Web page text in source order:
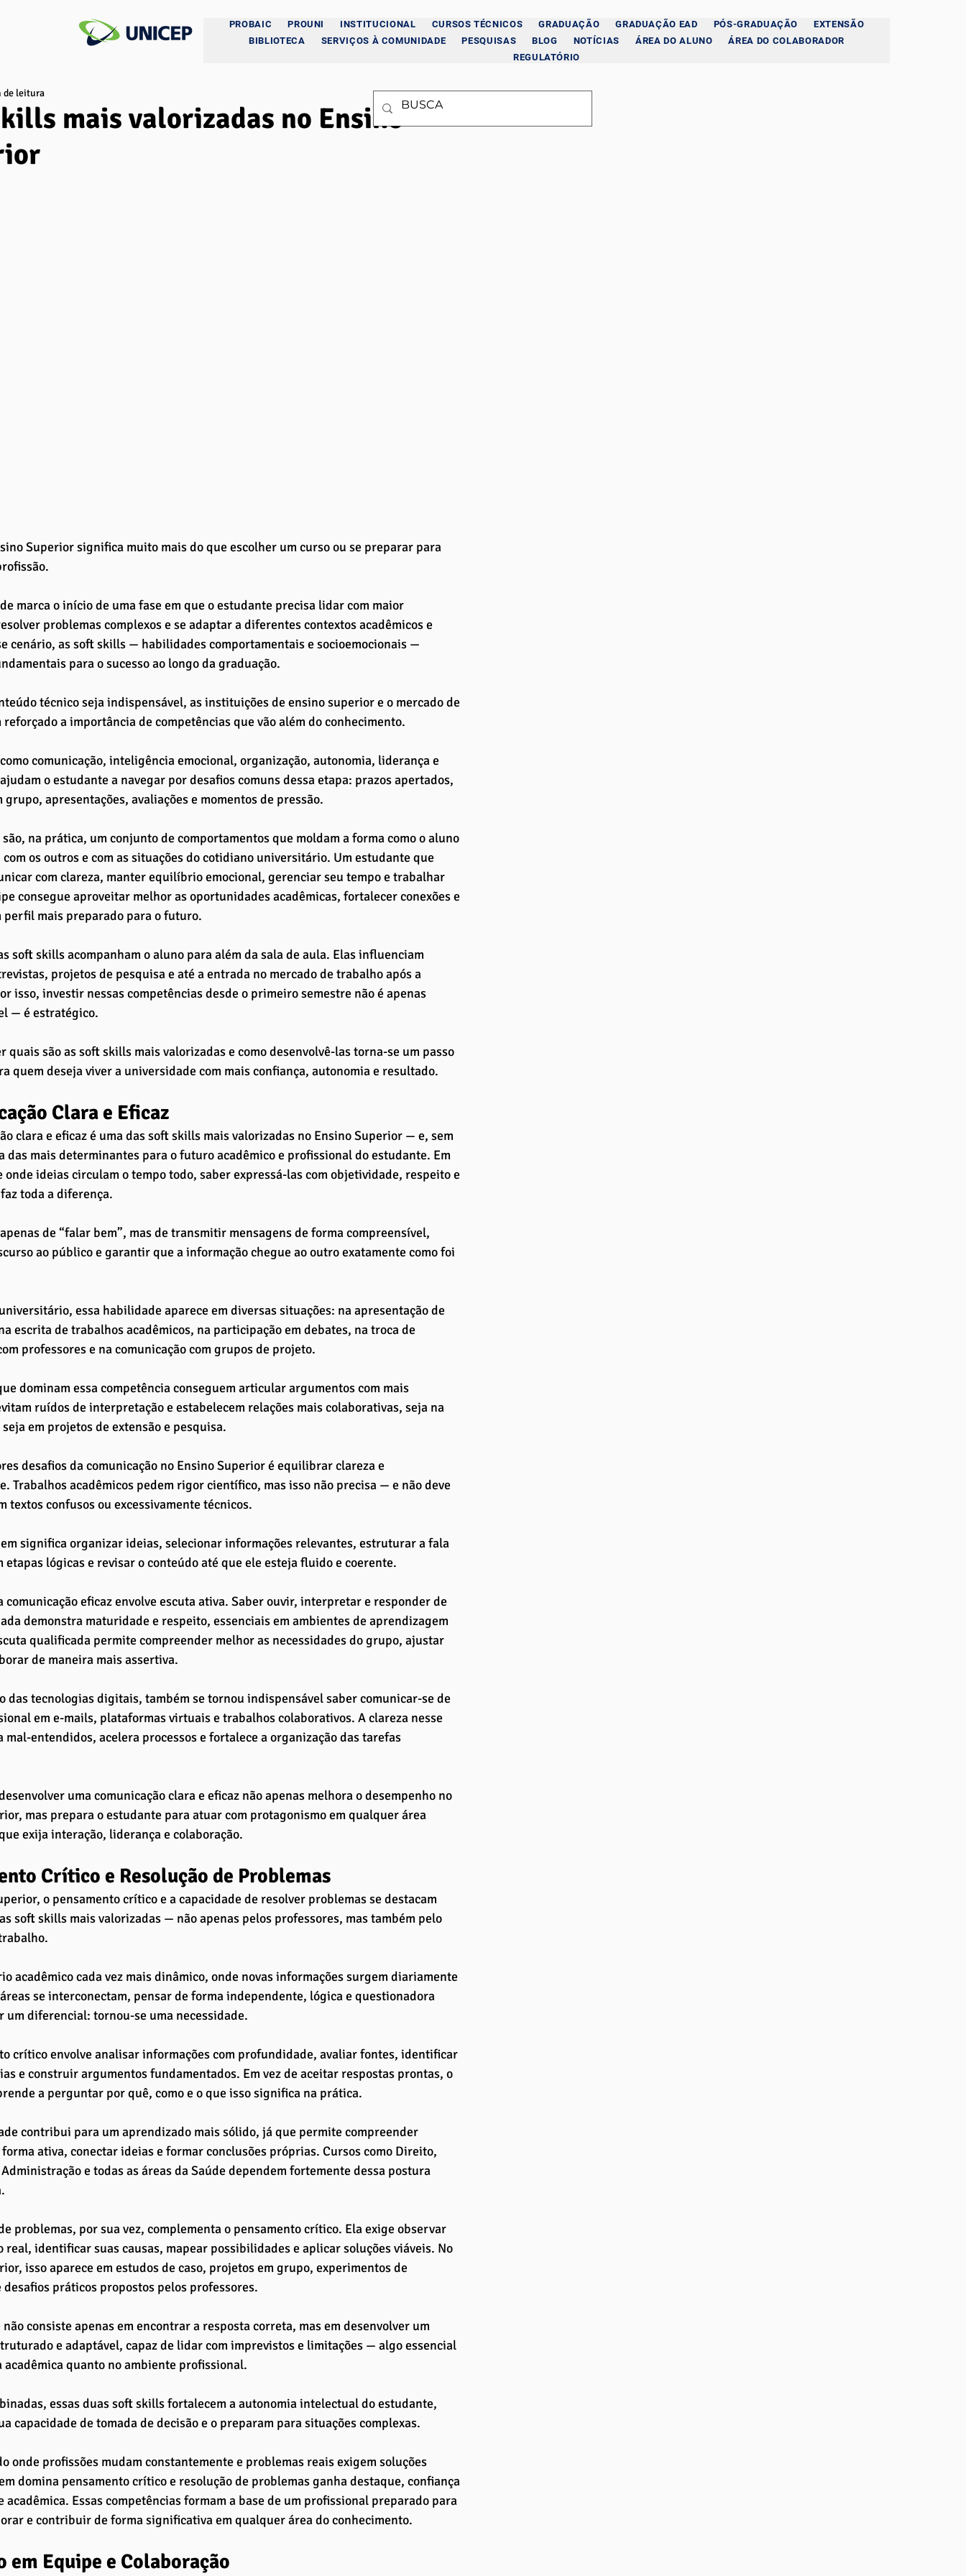
PROBAIC PROUNI INSTITUCIONAL CURSOS TÉCNICOS GRADUAÇÃO GRADUAÇÃO EAD PÓS-GRADUAÇÃO
EXTENSÃO
BIBLIOTECA
SERVIÇOS À COMUNIDADE PESQUISAS BLOG NOTÍCIAS ÁREA DO ALUNO
ÁREA DO COLABORADOR
REGULATÓRIO
mais valorizadas no Ensino
de leitura
Superior significa muito mais do que escolher um curso ou se preparar para
marca o início de uma fase em que o estudante precisa lidar com maior
problemas complexos e se adaptar a diferentes contextos acadêmicos e
cenário, as soft skills — habilidades comportamentais e socioemocionais —
para o sucesso ao longo da graduação.
técnico seja indispensável, as instituições de ensino superior e o mercado de
a importância de competências que vão além do conhecimento.
comunicação, inteligência emocional, organização, autonomia, liderança e
o estudante a navegar por desafios comuns dessa etapa: prazos apertados,
grupo, apresentações, avaliações e momentos de pressão.
na prática, um conjunto de comportamentos que moldam a forma como o aluno
os outros e com as situações do cotidiano universitário. Um estudante que
com clareza, manter equilíbrio emocional, gerenciar seu tempo e trabalhar
consegue aproveitar melhor as oportunidades acadêmicas, fortalecer conexões e
mais preparado para o futuro.
soft skills acompanham o aluno para além da sala de aula. Elas influenciam
projetos de pesquisa e até a entrada no mercado de trabalho após a
isso, investir nessas competências desde o primeiro semestre não é apenas
— é estratégico.
quais são as soft skills mais valorizadas e como desenvolvê-las torna-se um passo
quem deseja viver a universidade com mais confiança, autonomia e resultado.
Clara e Eficaz
clara e eficaz é uma das soft skills mais valorizadas no Ensino Superior — e, sem
das mais determinantes para o futuro acadêmico e profissional do estudante. Em
onde ideias circulam o tempo todo, saber expressá-las com objetividade, respeito e
toda a diferença.
de “falar bem”, mas de transmitir mensagens de forma compreensível,
ao público e garantir que a informação chegue ao outro exatamente como foi
essa habilidade aparece em diversas situações: na apresentação de
escrita de trabalhos acadêmicos, na participação em debates, na troca de
professores e na comunicação com grupos de projeto.
dominam essa competência conseguem articular argumentos com mais
ruídos de interpretação e estabelecem relações mais colaborativas, seja na
em projetos de extensão e pesquisa.
desafios da comunicação no Ensino Superior é equilibrar clareza e
Trabalhos acadêmicos pedem rigor científico, mas isso não precisa — e não deve
textos confusos ou excessivamente técnicos.
significa organizar ideias, selecionar informações relevantes, estruturar a fala
etapas lógicas e revisar o conteúdo até que ele esteja fluido e coerente.
comunicação eficaz envolve escuta ativa. Saber ouvir, interpretar e responder de
demonstra maturidade e respeito, essenciais em ambientes de aprendizagem
qualificada permite compreender melhor as necessidades do grupo, ajustar
de maneira mais assertiva.
das tecnologias digitais, também se tornou indispensável saber comunicar-se de
em e-mails, plataformas virtuais e trabalhos colaborativos. A clareza nesse
mal-entendidos, acelera processos e fortalece a organização das tarefas
uma comunicação clara e eficaz não apenas melhora o desempenho no
mas prepara o estudante para atuar com protagonismo em qualquer área
exija interação, liderança e colaboração.
Crítico e Resolução de Problemas
o pensamento crítico e a capacidade de resolver problemas se destacam
soft skills mais valorizadas — não apenas pelos professores, mas também pelo
acadêmico cada vez mais dinâmico, onde novas informações surgem diariamente
se interconectam, pensar de forma independente, lógica e questionadora
um diferencial: tornou-se uma necessidade.
crítico envolve analisar informações com profundidade, avaliar fontes, identificar
e construir argumentos fundamentados. Em vez de aceitar respostas prontas, o
a perguntar por quê, como e o que isso significa na prática.
contribui para um aprendizado mais sólido, já que permite compreender
ativa, conectar ideias e formar conclusões próprias. Cursos como Direito,
e todas as áreas da Saúde dependem fortemente dessa postura
problemas, por sua vez, complementa o pensamento crítico. Ela exige observar
real, identificar suas causas, mapear possibilidades e aplicar soluções viáveis. No
isso aparece em estudos de caso, projetos em grupo, experimentos de
práticos propostos pelos professores.
consiste apenas em encontrar a resposta correta, mas em desenvolver um
e adaptável, capaz de lidar com imprevistos e limitações — algo essencial
acadêmica quanto no ambiente profissional.
essas duas soft skills fortalecem a autonomia intelectual do estudante,
capacidade de tomada de decisão e o preparam para situações complexas.
onde profissões mudam constantemente e problemas reais exigem soluções
domina pensamento crítico e resolução de problemas ganha destaque, confiança
acadêmica. Essas competências formam a base de um profissional preparado para
e contribuir de forma significativa em qualquer área do conhecimento.
em Equipe e Colaboração